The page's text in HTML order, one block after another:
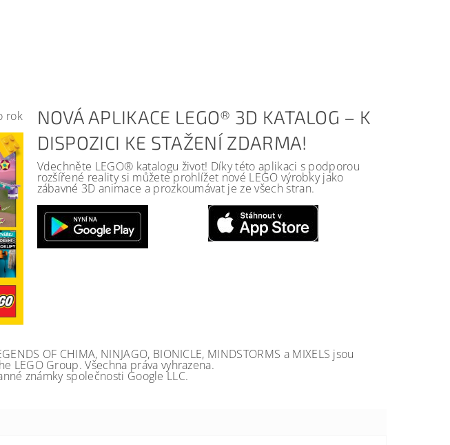
rok
NOVÁ APLIKACE LEGO® 3D KATALOG – K
DISPOZICI KE STAŽENÍ ZDARMA!
Vdechněte LEGO® katalogu život! Díky této aplikaci s podporou
rozšířené reality si můžete prohlížet nové LEGO výrobky jako
zábavné 3D animace a prozkoumávat je ze všech stran.
OF CHIMA, NINJAGO, BIONICLE, MINDSTORMS a MIXELS jsou
LEGO Group. Všechna práva vyhrazena.
známky společnosti Google LLC.